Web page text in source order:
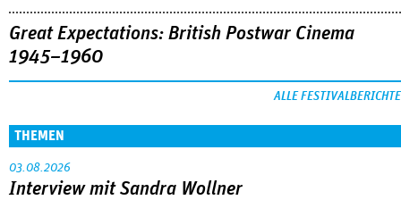
Great Expectations: British Postwar Cinema
1945–1960
ALLE FESTIVALBERICHTE
THEMEN
03.08.2026
Interview mit Sandra Wollner